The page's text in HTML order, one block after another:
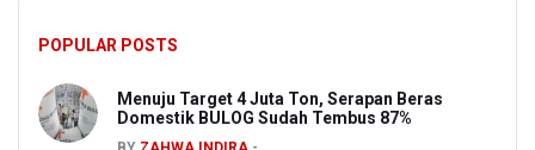
POPULAR POSTS
Menuju Target 4 Juta Ton, Serapan Beras
Domestik BULOG Sudah Tembus 87%